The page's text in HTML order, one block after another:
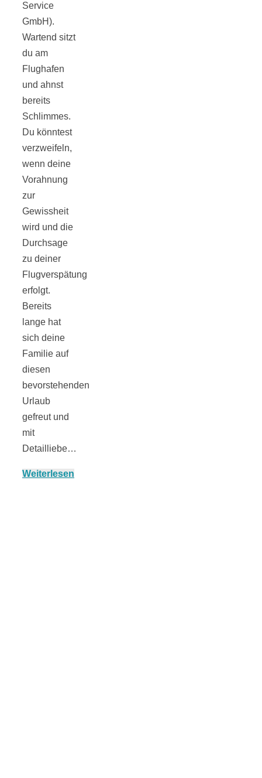
Service
GmbH).
Wartend sitzt
du am
Flughafen
und ahnst
bereits
Schlimmes.
Du könntest
verzweifeln,
wenn deine
Vorahnung
zur
Gewissheit
wird und die
Durchsage
zu deiner
Flugverspätung
erfolgt.
Bereits
lange hat
sich deine
Familie auf
diesen
bevorstehenden
Urlaub
gefreut und
mit
Detailliebe…
Weiterlesen